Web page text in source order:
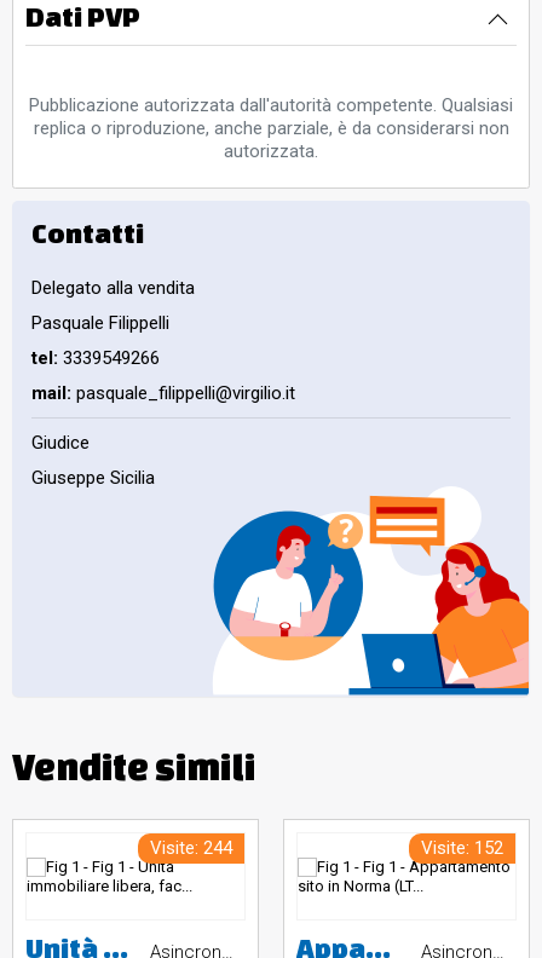
Dati PVP
Pubblicazione autorizzata dall'autorità competente. Qualsiasi
replica o riproduzione, anche parziale, è da considerarsi non
autorizzata.
Contatti
Delegato alla vendita
Pasquale Filippelli
tel: 3339549266
mail: pasquale_filippelli@virgilio.it
Giudice
Giuseppe Sicilia
Vendite simili
Visite: 244
Unità immobiliare libera, facente parte di un fabbricato a schiera di fine anni 90, su quattro livelli collegati da scala interna, comprendente: garage al piano 1°sottostrada accessibile da corsia carrabile di uso condominiale; porzione di appartamento al piano terreno con ingresso, soggiorno, cucina, bagno, area scoperta recintata con lastrico e giardino sul fronte e sul retro; porzione di appartamento al piano primo con due camere, disimpegno, bagno e due balconi; soffitta con due locali sotto Asincrona telematica
Visite: 152
Appartamento sito in Norma (LT), Via Michelangelo Buonarroti n. 67, piano secondo, interno 8. Immobile censito al Catasto Fabbricati del Comune di Norma, foglio 19, particella 1090, subalterno 10, categoria A/3, classe 4, vani 4,5, rendita catastale euro 278,93. L'immobile è composto da ingresso, soggiorno, cucina, due camere da letto, bagno e ripostiglio. Pertinenza: cantina al piano seminterrato, foglio 19, particella 1090, subalterno 14, categoria C/2. Valore di stima: euro 65.504,00. Asincrona telematica